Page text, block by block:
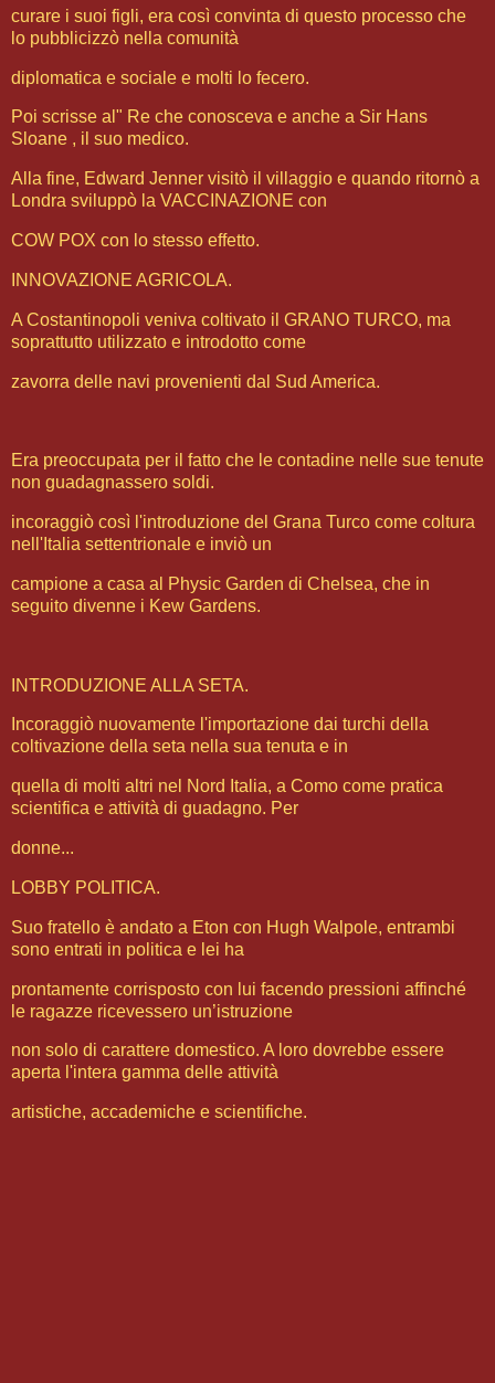
curare i suoi figli, era così convinta di questo processo che
lo pubblicizzò nella comunità
diplomatica e sociale e molti lo fecero.
Poi scrisse al" Re che conosceva e anche a Sir Hans
Sloane , il suo medico.
Alla fine, Edward Jenner visitò il villaggio e quando ritornò a
Londra sviluppò la VACCINAZIONE con
COW POX con lo stesso effetto.
INNOVAZIONE AGRICOLA.
A Costantinopoli veniva coltivato il GRANO TURCO, ma
soprattutto utilizzato e introdotto come
zavorra delle navi provenienti dal Sud America.
Era preoccupata per il fatto che le contadine nelle sue tenute
non guadagnassero soldi.
incoraggiò così l'introduzione del Grana Turco come coltura
nell'Italia settentrionale e inviò un
campione a casa al Physic Garden di Chelsea, che in
seguito divenne i Kew Gardens.
INTRODUZIONE ALLA SETA.
Incoraggiò nuovamente l'importazione dai turchi della
coltivazione della seta nella sua tenuta e in
quella di molti altri nel Nord Italia, a Como come pratica
scientifica e attività di guadagno. Per
donne...
LOBBY POLITICA.
Suo fratello è andato a Eton con Hugh Walpole, entrambi
sono entrati in politica e lei ha
prontamente corrisposto con lui facendo pressioni affinché
le ragazze ricevessero un’istruzione
non solo di carattere domestico. A loro dovrebbe essere
aperta l'intera gamma delle attività
artistiche, accademiche e scientifiche.